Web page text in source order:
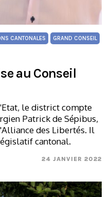
CANTONALES GRAND CONSEIL
au Conseil
le district compte
Patrick de Sépibus,
des Libertés. Il
cantonal.
24 JANVIER 2022